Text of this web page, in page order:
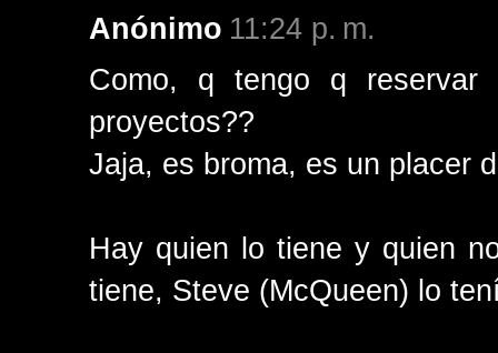
Anónimo 11:24 p. m.
Como, q tengo q
proyectos??
Jaja, es broma, es un placer
Hay quien lo tiene y quien
tiene, Steve (McQueen) lo